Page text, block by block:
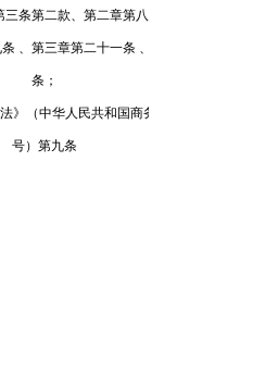
条第二款、第二章第八条第一款 、第二
、第三章第二十一条 、 第三章第二十三
条；
》（中华人民共和国商务部令2011年第 5
号）第九条